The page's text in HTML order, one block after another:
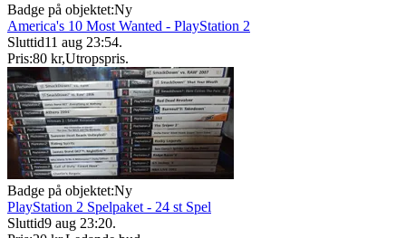
Badge på objektet:Ny
America's 10 Most Wanted - PlayStation 2
Sluttid11 aug 23:54.
Pris:80 kr,Utropspris.
Badge på objektet:Ny
PlayStation 2 Spelpaket - 24 st Spel
Sluttid9 aug 23:20.